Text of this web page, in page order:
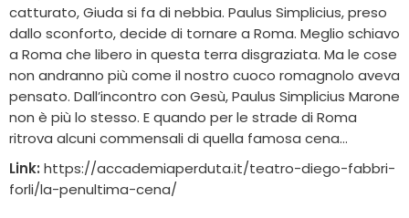
catturato, Giuda si fa di nebbia. Paulus Simplicius, preso
dallo sconforto, decide di tornare a Roma. Meglio schiavo
a Roma che libero in questa terra disgraziata. Ma le cose
non andranno più come il nostro cuoco romagnolo aveva
pensato. Dall’incontro con Gesù, Paulus Simplicius Marone
non è più lo stesso. E quando per le strade di Roma
ritrova alcuni commensali di quella famosa cena…
Link: https://accademiaperduta.it/teatro-diego-fabbri-
forli/la-penultima-cena/